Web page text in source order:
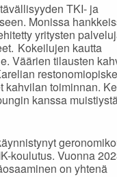
TKI- ja
Monissa
yritysten
Kokeilujen kautta
Väärien tilausten
kahvilan toiminnan.
kanssa
koulutus. Vuonna
on yhtenä